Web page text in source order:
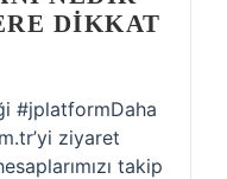
DIKKAT
#jplatformDaha
ziyaret
takip